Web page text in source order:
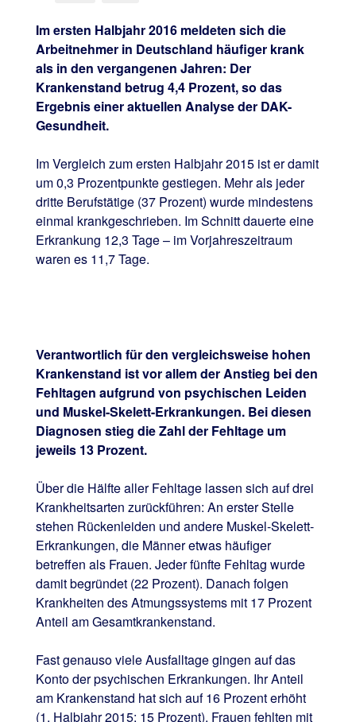
Im ersten Halbjahr 2016 meldeten sich die
Arbeitnehmer in Deutschland häufiger krank
als in den vergangenen Jahren: Der
Krankenstand betrug 4,4 Prozent, so das
Ergebnis einer aktuellen Analyse der DAK-
Gesundheit.
Im Vergleich zum ersten Halbjahr 2015 ist er damit
um 0,3 Prozentpunkte gestiegen. Mehr als jeder
dritte Berufstätige (37 Prozent) wurde mindestens
einmal krankgeschrieben. Im Schnitt dauerte eine
Erkrankung 12,3 Tage – im Vorjahreszeitraum
waren es 11,7 Tage.
Verantwortlich für den vergleichsweise hohen
Krankenstand ist vor allem der Anstieg bei den
Fehltagen aufgrund von psychischen Leiden
und Muskel-Skelett-Erkrankungen. Bei diesen
Diagnosen stieg die Zahl der Fehltage um
jeweils 13 Prozent.
Über die Hälfte aller Fehltage lassen sich auf drei
Krankheitsarten zurückführen: An erster Stelle
stehen Rückenleiden und andere Muskel-Skelett-
Erkrankungen, die Männer etwas häufiger
betreffen als Frauen. Jeder fünfte Fehltag wurde
damit begründet (22 Prozent). Danach folgen
Krankheiten des Atmungssystems mit 17 Prozent
Anteil am Gesamtkrankenstand.
Fast genauso viele Ausfalltage gingen auf das
Konto der psychischen Erkrankungen. Ihr Anteil
am Krankenstand hat sich auf 16 Prozent erhöht
(1. Halbjahr 2015: 15 Prozent). Frauen fehlten mit